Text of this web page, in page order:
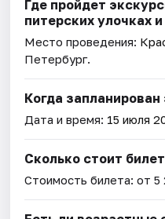
Где пройдет
питерских улочках
Место проведения:
Петербург.
Когда запланирован
Дата и время: 15 июля
Сколько стоит
Стоимость билета: от 5